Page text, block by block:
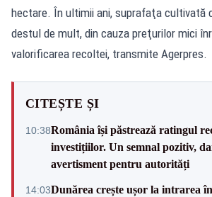
hectare. În ultimii ani, suprafaţa cultivată
destul de mult, din cauza preţurilor mici
valorificarea recoltei, transmite Agerpres.
CITEȘTE ȘI
10:38România își păstrează ratingul
investițiilor. Un semnal pozitiv,
avertisment pentru autorități
14:03Dunărea crește ușor la intrarea